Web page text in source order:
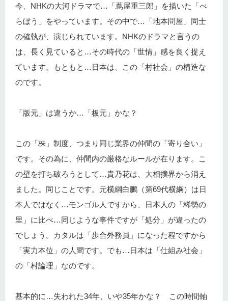
今、NHKの大河ドラマで…「蔦屋重三郎」を描いた「べ
らぼう」をやっています。その中で…「地本問屋」同士
の確執が、演じられています。NHKのドラマと言うの
は、長く見ていると…その時代の「世情」感を良く捉え
ています。もともと…日本は、この「村社会」の構造な
のです。
「版元」は違うか…「板元」かな？
この「株」制度、つまり同じ業界の仲間の「寄り合い」
です。その為に、仲間内の厳格なルールが在ります。こ
の壁を打ち破ろうとして…貴乃花は、大相撲界から消え
ました。同じことです。元横綱白鵬（第69代横綱）は日
本人ではなく…モンゴル人ですから、日本人の「稀勢の
里」に比べ…同じような事件ですが「処分」が違ったの
でしょう。カタルは「歩合外務員」になった程ですから
「実力本位」の人間です。でも…日本は「仕組み社会」
の「村論理」なのです。
基本的に…失われた34年、いや35年かな？ この時間軸